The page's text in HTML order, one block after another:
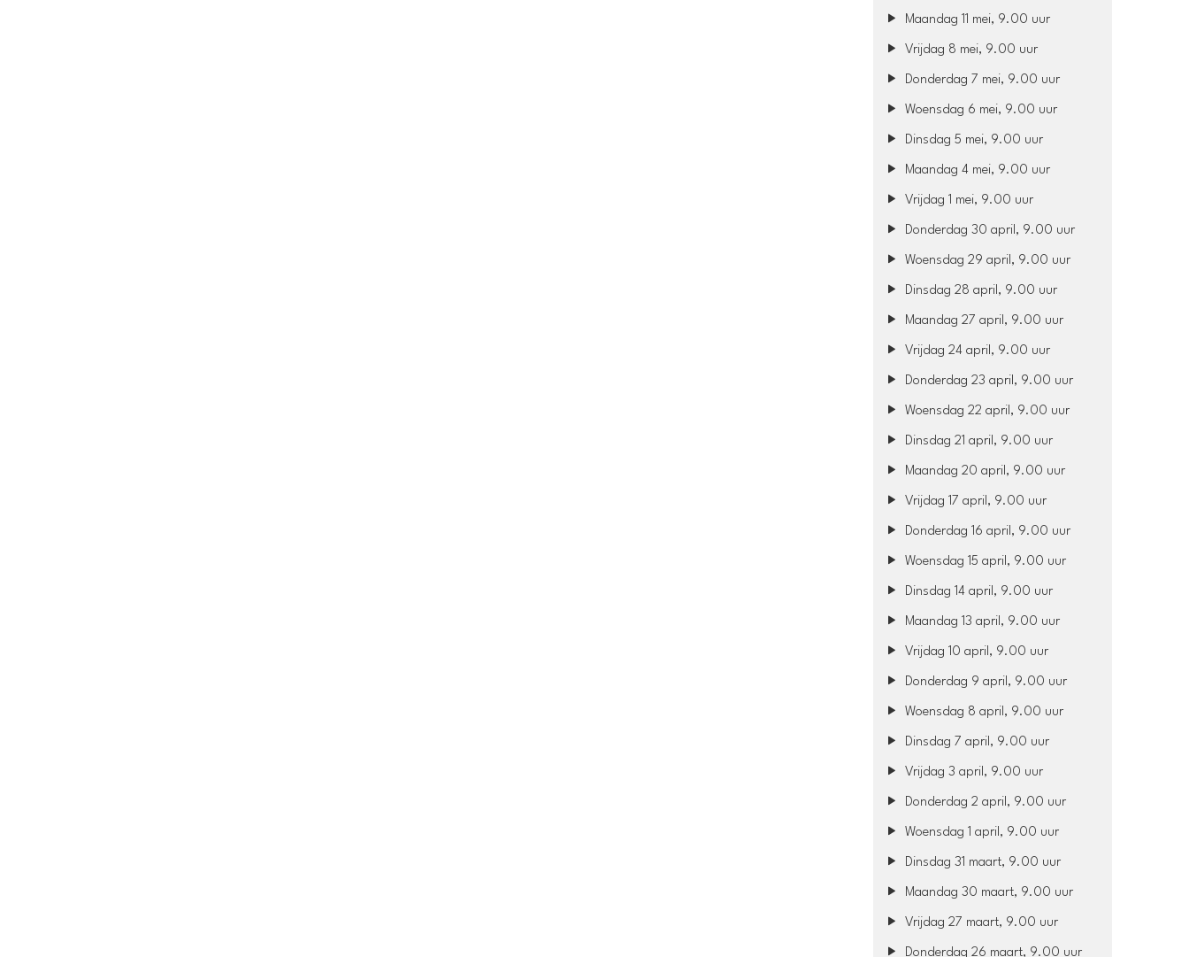
Maandag 11 mei, 9.00 uur
Vrijdag 8 mei, 9.00 uur
Donderdag 7 mei, 9.00 uur
Woensdag 6 mei, 9.00 uur
Dinsdag 5 mei, 9.00 uur
Maandag 4 mei, 9.00 uur
Vrijdag 1 mei, 9.00 uur
Donderdag 30 april, 9.00 uur
Woensdag 29 april, 9.00 uur
Dinsdag 28 april, 9.00 uur
Maandag 27 april, 9.00 uur
Vrijdag 24 april, 9.00 uur
Donderdag 23 april, 9.00 uur
Woensdag 22 april, 9.00 uur
Dinsdag 21 april, 9.00 uur
Maandag 20 april, 9.00 uur
Vrijdag 17 april, 9.00 uur
Donderdag 16 april, 9.00 uur
Woensdag 15 april, 9.00 uur
Dinsdag 14 april, 9.00 uur
Maandag 13 april, 9.00 uur
Vrijdag 10 april, 9.00 uur
Donderdag 9 april, 9.00 uur
Woensdag 8 april, 9.00 uur
Dinsdag 7 april, 9.00 uur
Vrijdag 3 april, 9.00 uur
Donderdag 2 april, 9.00 uur
Woensdag 1 april, 9.00 uur
Dinsdag 31 maart, 9.00 uur
Maandag 30 maart, 9.00 uur
Vrijdag 27 maart, 9.00 uur
Donderdag 26 maart, 9.00 uur